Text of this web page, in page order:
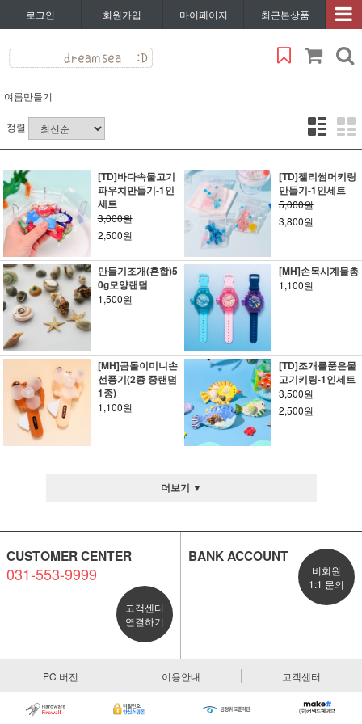
로그인 회원가입 마이페이지 최근본상품
여름만들기
정렬
[TD]바다속물고기
파우치만들기-1인
세트
3,000원
2,500원
[TD]젤리썸머키링
만들기-1인세트
5,000원
3,800원
만들기조개(혼합)5
0g모양랜덤
1,500원
[MH]손목시계물총
1,100원
[MH]곰돌이미니손
선풍기(2종 중랜덤
1종)
1,100원
[TD]조개를품은물
고기키링-1인세트
3,500원
2,500원
더보기 ▼
CUSTOMER CENTER
031-553-9999
고객센터
연결하기
BANK ACCOUNT
비회원
1:1 문의
PC 버전 이용안내 고객센터